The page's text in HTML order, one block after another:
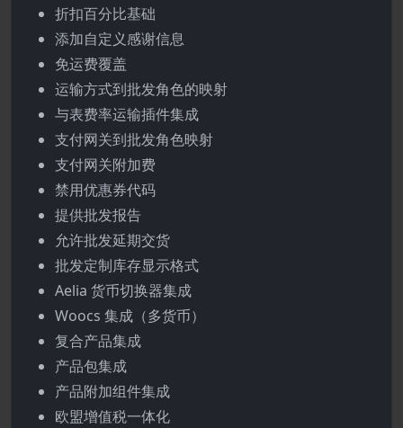
折扣百分比基础
添加自定义感谢信息
免运费覆盖
运输方式到批发角色的映射
与表费率运输插件集成
支付网关到批发角色映射
支付网关附加费
禁用优惠券代码
提供批发报告
允许批发延期交货
批发定制库存显示格式
Aelia 货币切换器集成
Woocs 集成（多货币）
复合产品集成
产品包集成
产品附加组件集成
欧盟增值税一体化